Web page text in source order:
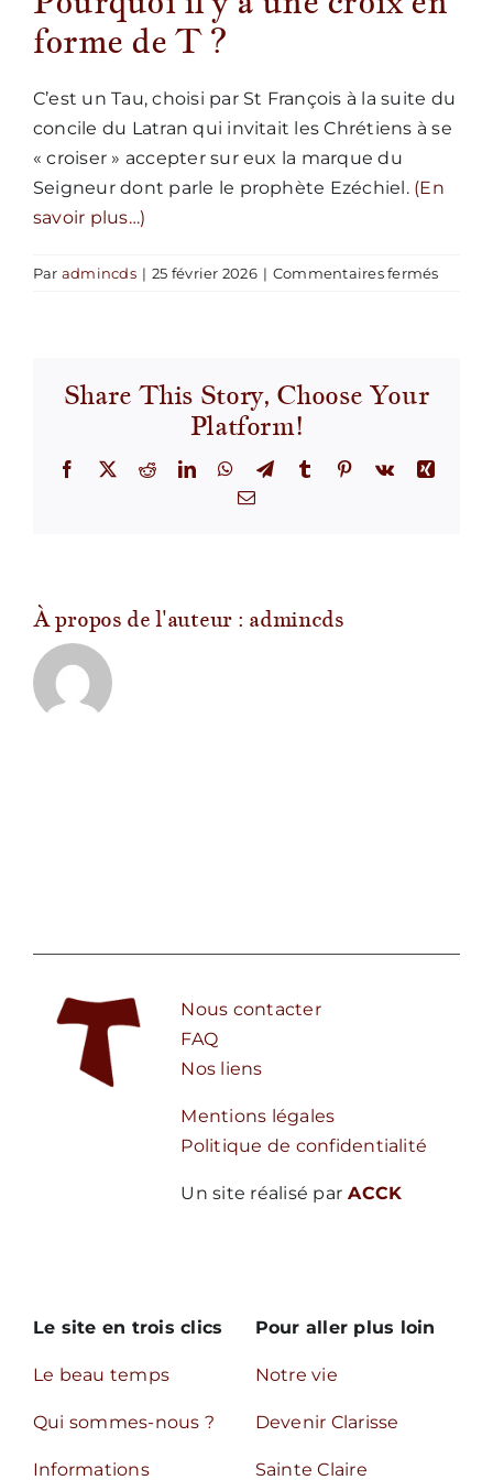
forme de T ?
C’est un Tau, choisi par St François à la suite du
concile du Latran qui invitait les Chrétiens à se
« croiser » accepter sur eux la marque du
Seigneur dont parle le prophète Ezéchiel. (En
savoir plus…)
Par admincds | 25 février 2026 | Commentaires ferméssur
Share This Story, Choose Your
Platform!
Facebook
X RedditLinkedInWhatsApp
TelegramTumblr Pinterest
Vk
Xing
Email
À propos de l'auteur : admincds
Le site en trois clics
Le beau temps
Qui sommes-nous ?
Informations
Pour aller plus loin
Notre vie
Devenir Clarisse
Sainte Claire
Nous contacter
FAQ
Nos liens
Mentions légales
Politique de confidentialité
Un site réalisé par ACCK